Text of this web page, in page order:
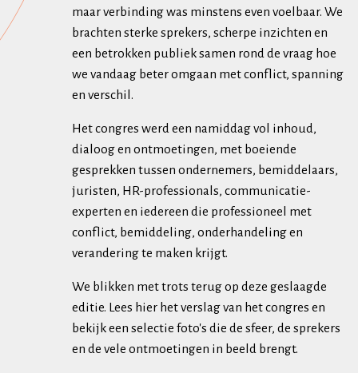
maar verbinding was minstens even voelbaar. We
brachten sterke sprekers, scherpe inzichten en
een betrokken publiek samen rond de vraag hoe
we vandaag beter omgaan met conflict, spanning
en verschil.
Het congres werd een namiddag vol inhoud,
dialoog en ontmoetingen, met boeiende
gesprekken tussen ondernemers, bemiddelaars,
juristen, HR-professionals, communicatie-
experten en iedereen die professioneel met
conflict, bemiddeling, onderhandeling en
verandering te maken krijgt.
We blikken met trots terug op deze geslaagde
editie. Lees hier het verslag van het congres en
bekijk een selectie foto's die de sfeer, de sprekers
en de vele ontmoetingen in beeld brengt.